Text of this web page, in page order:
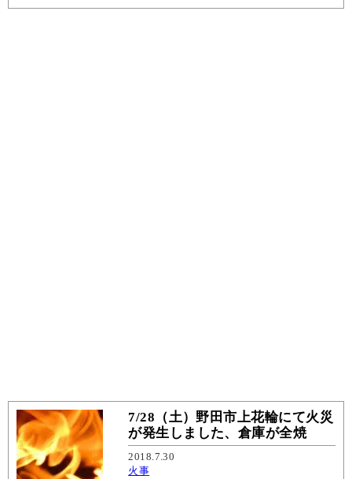
7/28（土）野田市上花輪にて火災
が発生しました、倉庫が全焼
2018.7.30
火事